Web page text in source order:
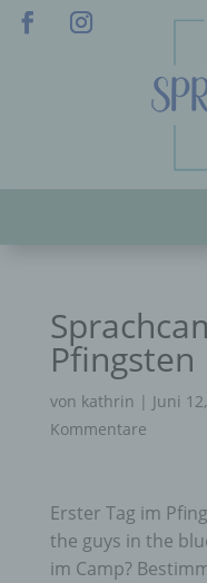
Pfingsten
von kathrin | Juni
Kommentare
Erster Tag im
the guys in the
im Camp?